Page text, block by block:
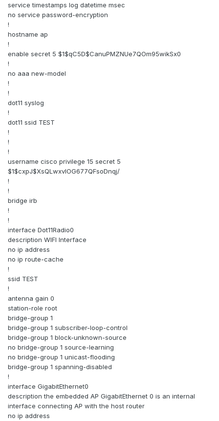
service timestamps log datetime msec
no service password-encryption
!
hostname ap
!
enable secret 5 $1$qC5D$CanuPMZNUe7QOm95wikSx0
!
no aaa new-model
!
!
dot11 syslog
!
dot11 ssid TEST
!
!
!
username cisco privilege 15 secret 5
$1$cxpJ$XsQLwxvlOG677QFsoDnqj/
!
!
bridge irb
!
!
interface Dot11Radio0
description WIFI Interface
no ip address
no ip route-cache
!
ssid TEST
!
antenna gain 0
station-role root
bridge-group 1
bridge-group 1 subscriber-loop-control
bridge-group 1 block-unknown-source
no bridge-group 1 source-learning
no bridge-group 1 unicast-flooding
bridge-group 1 spanning-disabled
!
interface GigabitEthernet0
description the embedded AP GigabitEthernet 0 is an internal
interface connecting AP with the host router
no ip address